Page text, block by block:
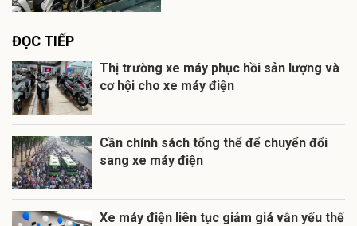
ĐỌC TIẾP
Thị trường xe máy phục hồi sản lượng và
cơ hội cho xe máy điện
Cần chính sách tổng thể để chuyển đổi
sang xe máy điện
Xe máy điện liên tục giảm giá vẫn yếu thế